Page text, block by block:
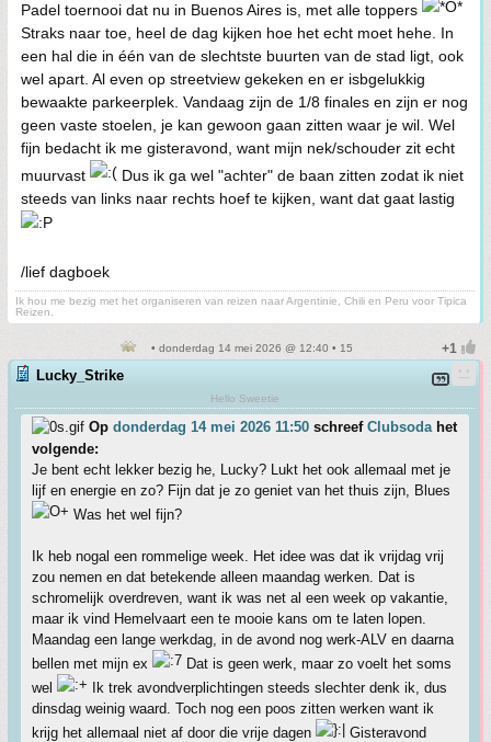
Padel toernooi dat nu in Buenos Aires is, met alle toppers
Straks naar toe, heel de dag kijken hoe het echt moet hehe. In
een hal die in één van de slechtste buurten van de stad ligt, ook
wel apart. Al even op streetview gekeken en er isbgelukkig
bewaakte parkeerplek. Vandaag zijn de 1/8 finales en zijn er nog
geen vaste stoelen, je kan gewoon gaan zitten waar je wil. Wel
fijn bedacht ik me gisteravond, want mijn nek/schouder zit echt
muurvast
Dus ik ga wel "achter" de baan zitten zodat ik niet
steeds van links naar rechts hoef te kijken, want dat gaat lastig
/lief dagboek
Ik hou me bezig met het organiseren van reizen naar Argentinie, Chili en Peru voor Tipica
Reizen.
• donderdag 14 mei 2026 @ 12:40 • 15
Lucky_Strike
Hello Sweetie
Op donderdag 14 mei 2026 11:50 schreef Clubsodahet
volgende:
Je bent echt lekker bezig he, Lucky? Lukt het ook allemaal met je
lijf en energie en zo? Fijn dat je zo geniet van het thuis zijn, Blues
Was het wel fijn?
Ik heb nogal een rommelige week. Het idee was dat ik vrijdag vrij
zou nemen en dat betekende alleen maandag werken. Dat is
schromelijk overdreven, want ik was net al een week op vakantie,
maar ik vind Hemelvaart een te mooie kans om te laten lopen.
Maandag een lange werkdag, in de avond nog werk-ALV en daarna
bellen met mijn ex
Dat is geen werk, maar zo voelt het soms
wel
Ik trek avondverplichtingen steeds slechter denk ik, dus
dinsdag weinig waard. Toch nog een poos zitten werken want ik
krijg het allemaal niet af door die vrije dagen
Gisteravond